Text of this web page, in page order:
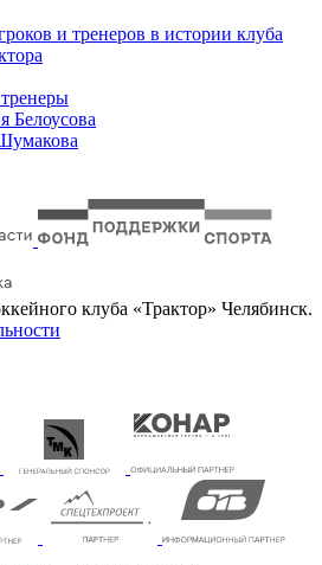
и тренеров в истории клуба
Белоусова
клуба «Трактор» Челябинск.